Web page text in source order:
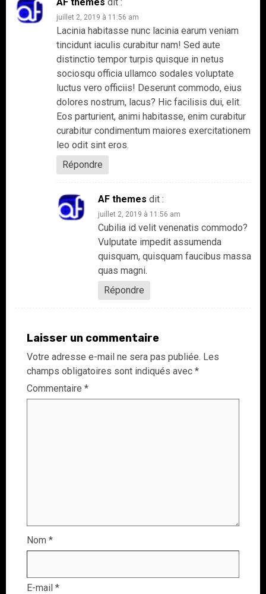
juillet 2, 2019 à 11:56 am
Lacinia habitasse nunc lacinia earum veniam
tincidunt iaculis curabitur nam! Sed aute
distinctio tempor turpis quisque in netus
sociosqu officia ullamco sodales voluptate
luctus vero officiis! Deserunt commodo, eius
dolores nostrum, lacus? Hic facilisis dui, elit.
Eos parturient, animi habitasse, enim curabitur
curabitur condimentum maiores exercitationem
leo odit sint eros.
Répondre
AF themes dit :
juillet 2, 2019 à 11:56 am
Cubilia id velit venenatis commodo?
Vulputate impedit assumenda
quisquam, quisquam faucibus massa
quas magni.
Répondre
Laisser un commentaire
Votre adresse e-mail ne sera pas publiée. Les
champs obligatoires sont indiqués avec *
Commentaire *
Nom *
E-mail *